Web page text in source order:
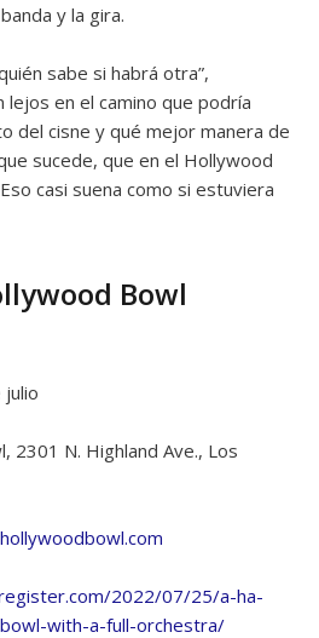
y la gira.
sabe si habrá otra”,
lejos en el camino que podría
del cisne y qué mejor manera de
sucede, que en el Hollywood
casi suena como si estuviera
Bowl
julio
2301 N. Highland Ave., Los
hollywoodbowl.com
2022/07/25/a-ha-
with-a-full-orchestra/